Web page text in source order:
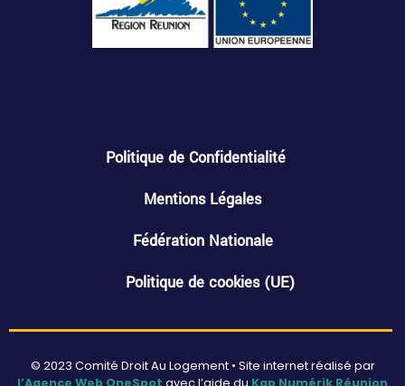
Politique de Confidentialité
Mentions Légales
Fédération Nationale
Politique de cookies (UE)
© 2023 Comité Droit Au Logement • Site internet réalisé par